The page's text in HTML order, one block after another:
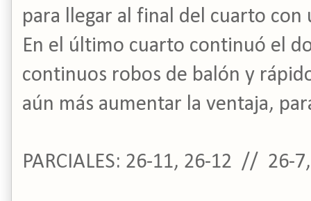
para llegar al final del cuarto con
En el último cuarto continuó el
continuos robos de balón y
aún más aumentar la ventaja,
PARCIALES: 26-11, 26-12 // 26-